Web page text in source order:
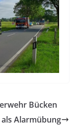
Bücken
Alarmübung